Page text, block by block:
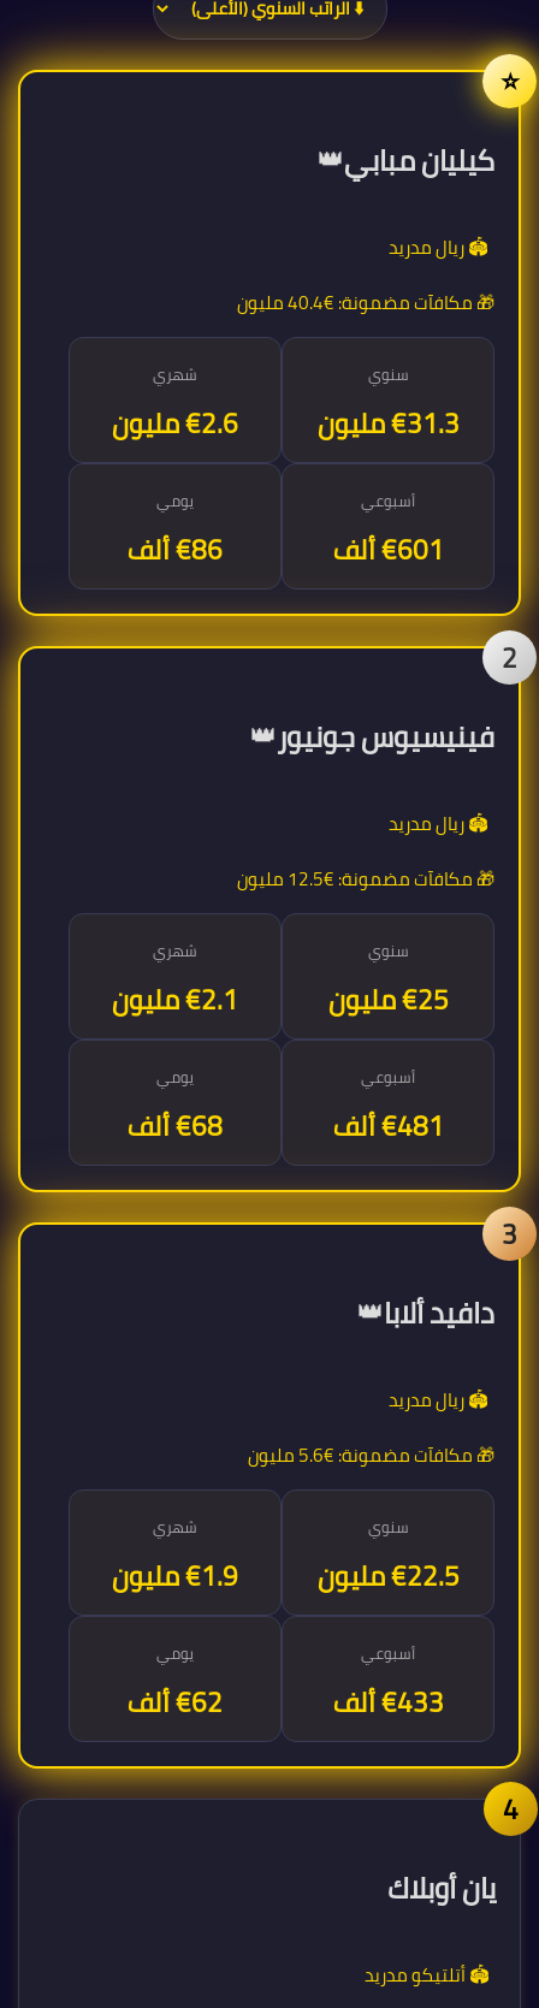
كيليان مبابي👑
🏟️ ريال مدريد
🎁 مكافآت مضمونة:€40.4 مليون
سنوي
€31.3 مليون
شهري
€2.6 مليون
أسبوعي
€601 ألف
يومي
€86 ألف
2
فينيسيوس جونيور👑
🏟️ ريال مدريد
🎁 مكافآت مضمونة:€12.5 مليون
سنوي
€25 مليون
شهري
€2.1 مليون
أسبوعي
€481 ألف
يومي
€68 ألف
3
دافيد ألابا👑
🏟️ ريال مدريد
🎁 مكافآت مضمونة:€5.6 مليون
سنوي
€22.5 مليون
شهري
€1.9 مليون
أسبوعي
€433 ألف
يومي
€62 ألف
4
يان أوبلاك
🏟️ أتلتيكو مدريد